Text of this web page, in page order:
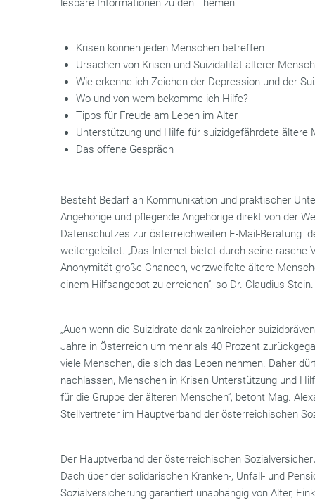
lesbare Informationen zu den Themen:
Krisen können jeden Menschen betreffen
Ursachen von Krisen und Suizidalität älterer
Wie erkenne ich Zeichen der Depression und der
Wo und von wem bekomme ich Hilfe?
Tipps für Freude am Leben im Alter
Unterstützung und Hilfe für suizidgefährdete ältere
Das offene Gespräch
Besteht Bedarf an Kommunikation und praktischer
Angehörige und pflegende Angehörige direkt von der
Datenschutzes zur österreichweiten E-Mail-Beratung
weitergeleitet. „Das Internet bietet durch seine rasche
Anonymität große Chancen, verzweifelte ältere
einem Hilfsangebot zu erreichen“, so Dr. Claudius Stein.
„Auch wenn die Suizidrate dank zahlreicher
Jahre in Österreich um mehr als 40 Prozent
viele Menschen, die sich das Leben nehmen. Daher
nachlassen, Menschen in Krisen Unterstützung und
für die Gruppe der älteren Menschen“, betont Mag.
Stellvertreter im Hauptverband der österreichischen
Der Hauptverband der österreichischen
Dach über der solidarischen Kranken-, Unfall- und
Sozialversicherung garantiert unabhängig von Alter,